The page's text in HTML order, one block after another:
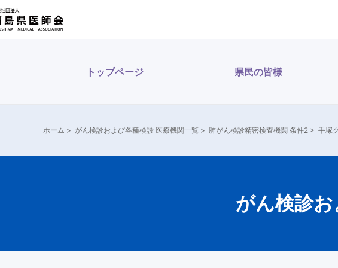
内
容
トップページ 県民の皆様
ホーム > がん検診および各種検診 医療機関一覧 > 肺がん検診精密検査機関 条件2 > 手塚
がん検診